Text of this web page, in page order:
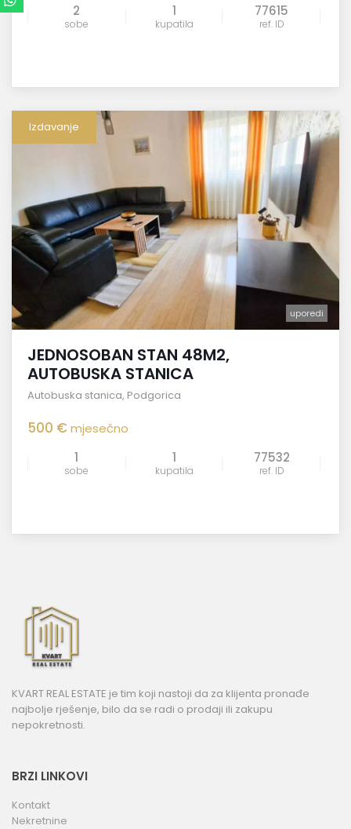
2
sobe
1
kupatila
77615
ref. ID
Izdavanje
uporedi
JEDNOSOBAN STAN 48M2,
AUTOBUSKA STANICA
Autobuska stanica, Podgorica
500 €mjesečno
1
sobe
1
kupatila
77532
ref. ID
KVART REAL ESTATE je tim koji nastoji da za klijenta pronađe
najbolje rješenje, bilo da se radi o prodaji ili zakupu
nepokretnosti.
BRZI LINKOVI
Kontakt
Nekretnine